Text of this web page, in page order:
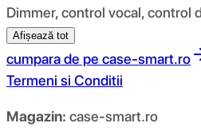
Dimmer, control vocal, control
Afișează tot
cumpara de pe case-smart.ro
Termeni si Conditii
Magazin: case-smart.ro